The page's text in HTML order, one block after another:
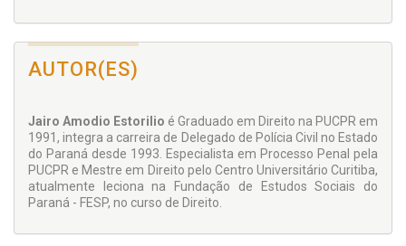
AUTOR(ES)
Jairo Amodio Estorilio é Graduado em Direito na PUCPR em
1991, integra a carreira de Delegado de Polícia Civil no Estado
do Paraná desde 1993. Especialista em Processo Penal pela
PUCPR e Mestre em Direito pelo Centro Universitário Curitiba,
atualmente leciona na Fundação de Estudos Sociais do
Paraná - FESP, no curso de Direito.